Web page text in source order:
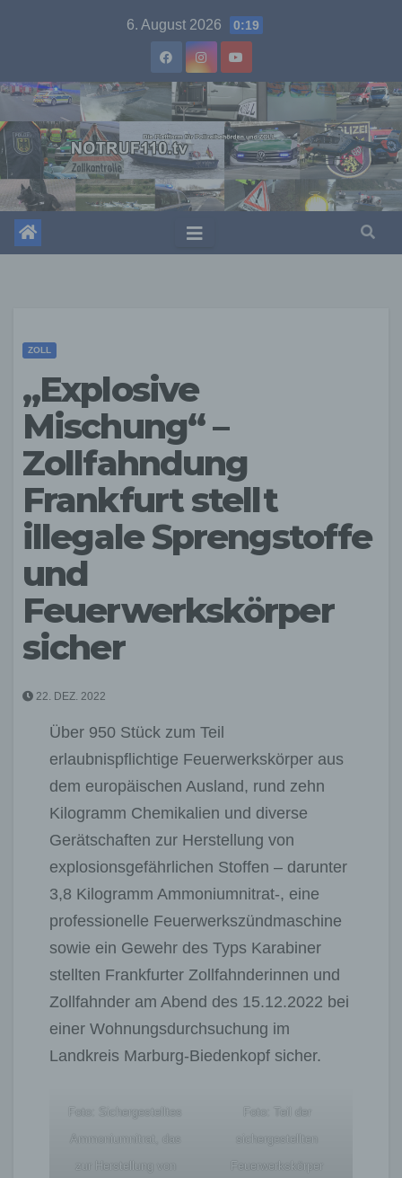
6. August 2026 0:19
ZOLL
„Explosive
Mischung“ –
Zollfahndung
Frankfurt stellt
illegale Sprengstoffe
und
Feuerwerkskörper
sicher
22. DEZ. 2022
Über 950 Stück zum Teil
erlaubnispflichtige Feuerwerkskörper aus
dem europäischen Ausland, rund zehn
Kilogramm Chemikalien und diverse
Gerätschaften zur Herstellung von
explosionsgefährlichen Stoffen – darunter
3,8 Kilogramm Ammoniumnitrat-, eine
professionelle Feuerwerkszündmaschine
sowie ein Gewehr des Typs Karabiner
stellten Frankfurter Zollfahnderinnen und
Zollfahnder am Abend des 15.12.2022 bei
einer Wohnungsdurchsuchung im
Landkreis Marburg-Biedenkopf sicher.
Foto: Sichergestelltes
Ammoniumnitrat, das
zur Herstellung von
Foto: Teil der
sichergestellten
Feuerwerkskörper